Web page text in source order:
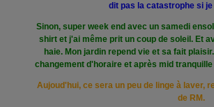
dit pas la catastrophe si
Sinon, super week end avec un samedi
shirt et j'ai même prit un coup de soleil. Et
haie. Mon jardin repend vie et sa fait
changement d'horaire et après mid
Aujoud'hui, ce sera un peu de linge à laver,
de RM.